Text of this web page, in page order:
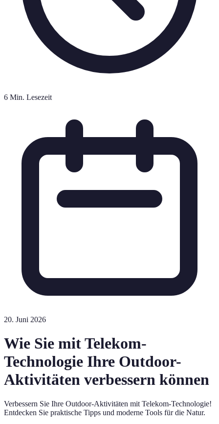
6 Min. Lesezeit
20. Juni 2026
Wie Sie mit Telekom-
Technologie Ihre Outdoor-
Aktivitäten verbessern können
Verbessern Sie Ihre Outdoor-Aktivitäten mit Telekom-Technologie!
Entdecken Sie praktische Tipps und moderne Tools für die Natur.